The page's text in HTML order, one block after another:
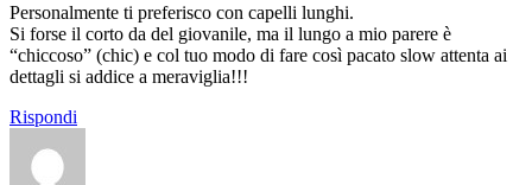
Personalmente ti preferisco con capelli lunghi.
Si forse il corto da del giovanile, ma il lungo a mio parere è
“chiccoso” (chic) e col tuo modo di fare così pacato slow attenta ai
dettagli si addice a meraviglia!!!
Rispondi